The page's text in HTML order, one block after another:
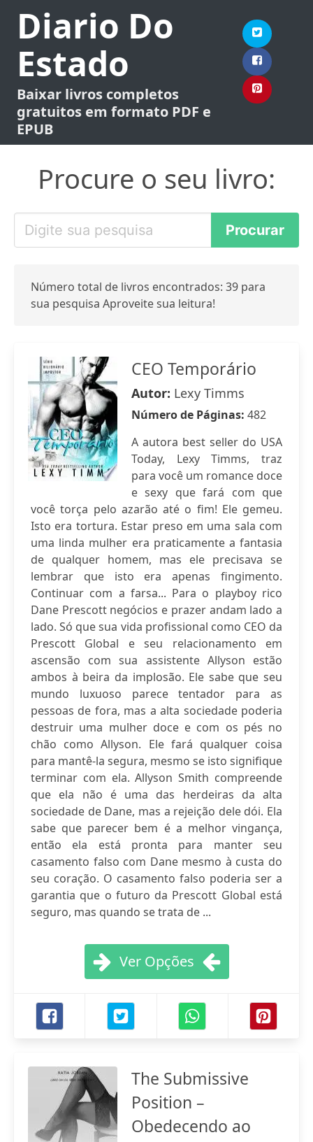
Diario Do
Estado
Baixar livros completos
gratuitos em formato PDF e
EPUB
Procure o seu livro:
Número total de livros encontrados: 39 para
sua pesquisa Aproveite sua leitura!
CEO Temporário
Autor: Lexy Timms
Número de Páginas: 482
A autora best seller do USA
Today, Lexy Timms, traz
para você um romance doce
e sexy que fará com que
você torça pelo azarão até o fim! Ele gemeu.
Isto era tortura. Estar preso em uma sala com
uma linda mulher era praticamente a fantasia
de qualquer homem, mas ele precisava se
lembrar que isto era apenas fingimento.
Continuar com a farsa... Para o playboy rico
Dane Prescott negócios e prazer andam lado a
lado. Só que sua vida profissional como CEO da
Prescott Global e seu relacionamento em
ascensão com sua assistente Allyson estão
ambos à beira da implosão. Ele sabe que seu
mundo luxuoso parece tentador para as
pessoas de fora, mas a alta sociedade poderia
destruir uma mulher doce e com os pés no
chão como Allyson. Ele fará qualquer coisa
para mantê-la segura, mesmo se isto signifique
terminar com ela. Allyson Smith compreende
que ela não é uma das herdeiras da alta
sociedade de Dane, mas a rejeição dele dói. Ela
sabe que parecer bem é a melhor vingança,
então ela está pronta para manter seu
casamento falso com Dane mesmo à custa do
seu coração. O casamento falso poderia ser a
garantia que o futuro da Prescott Global está
seguro, mas quando se trata de ...
Ver Opções
The Submissive
Position –
Obedecendo ao